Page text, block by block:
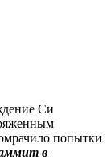
Си
попытки
в